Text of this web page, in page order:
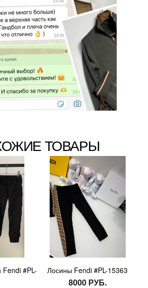
ТОВАРЫ
#PL-
Лосины Fendi #PL-15363
8000 РУБ.